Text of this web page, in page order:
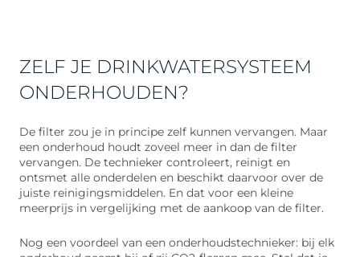
ZELF JE DRINKWATERSYSTEEM
ONDERHOUDEN?
De filter zou je in principe zelf kunnen vervangen. Maar
een onderhoud houdt zoveel meer in dan de filter
vervangen. De technieker controleert, reinigt en
ontsmet alle onderdelen en beschikt daarvoor over de
juiste reinigingsmiddelen. En dat voor een kleine
meerprijs in vergelijking met de aankoop van de filter.
Nog een voordeel van een onderhoudstechnieker: bij elk